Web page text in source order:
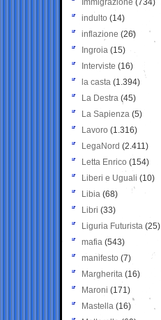
Immigrazione (734)
indulto (14)
inflazione (26)
Ingroia (15)
Interviste (16)
la casta (1.394)
La Destra (45)
La Sapienza (5)
Lavoro (1.316)
LegaNord (2.411)
Letta Enrico (154)
Liberi e Uguali (10)
Libia (68)
Libri (33)
Liguria Futurista (25)
mafia (543)
manifesto (7)
Margherita (16)
Maroni (171)
Mastella (16)